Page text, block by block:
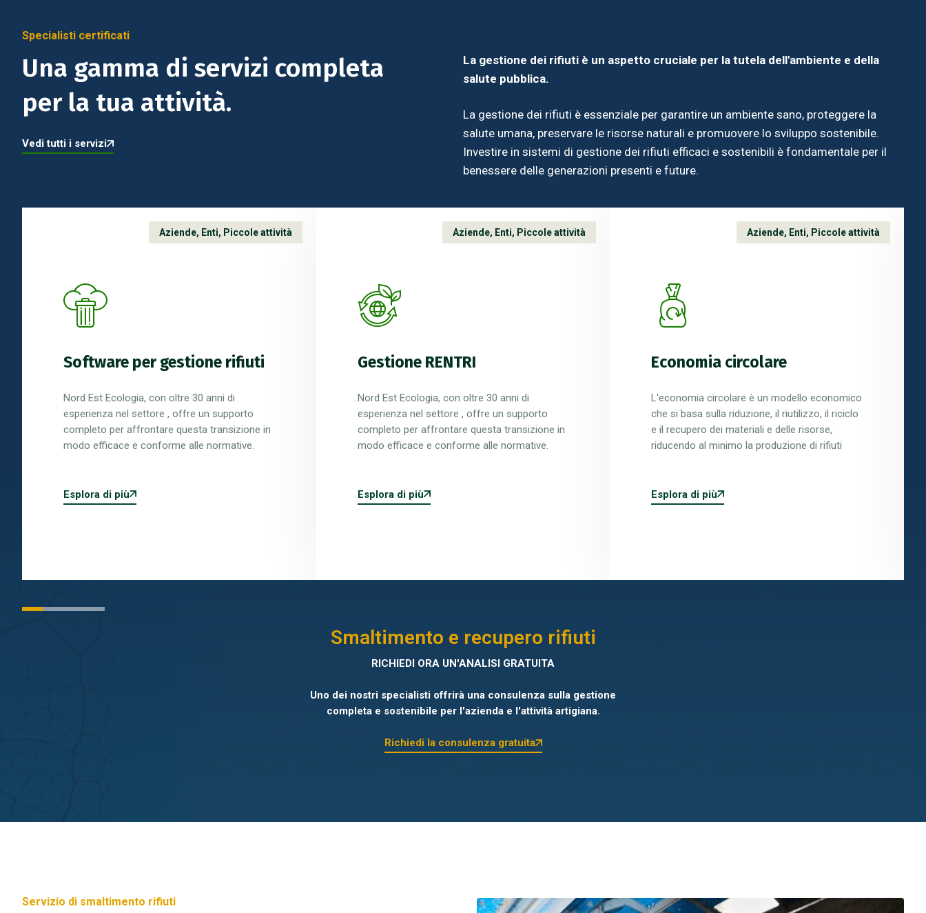
Specialisti certificati
Una gamma di servizi completa
per la tua attività.
Vedi tutti i servizi
La gestione dei rifiuti è un aspetto cruciale per la tutela dell'ambiente e della
salute pubblica.
La gestione dei rifiuti è essenziale per garantire un ambiente sano, proteggere la
salute umana, preservare le risorse naturali e promuovere lo sviluppo sostenibile.
Investire in sistemi di gestione dei rifiuti efficaci e sostenibili è fondamentale per il
benessere delle generazioni presenti e future.
Smaltimento pile,
Nordest Ecologia, grazie all'entrata nel
Consorzio COBAT, fornisce un servizio di
smaltimento di pile, accumulatori e batterie.
Esplora di più
Aziende, Enti, Piccole attività
Recupero e smaltimento
rifiuti
Da più di 30 anni Nordest Ecologia è
specializzata nello smaltimento di rifiuti
speciali prodotti da aziende e da attività di
Esplora di più
Aziende, Enti, Piccole attività
Bonifiche ambientali
La bonifica dei siti contaminati rappresenta
sempre più una servizio importante per il
ripristino di aree industriali, discariche, di
terreni inquinati o per lo smantellamento di
Esplora di più
Aziende, Enti, Piccole attività
Smaltimento e recupero rifiuti
RICHIEDI ORA UN'ANALISI GRATUITA
Uno dei nostri specialisti offrirà una consulenza sulla gestione
completa e sostenibile per l'azienda e l'attività artigiana.
Richiedi la consulenza gratuita
Servizio di smaltimento rifiuti